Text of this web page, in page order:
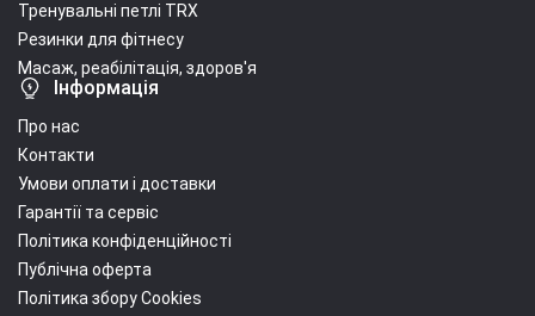
Тренувальні петлі TRX
Резинки для фітнесу
Масаж, реабілітація, здоров'я
Інформація
Про нас
Контакти
Умови оплати і доставки
Гарантії та сервіс
Політика конфіденційності
Публічна оферта
Політика збору Cookies